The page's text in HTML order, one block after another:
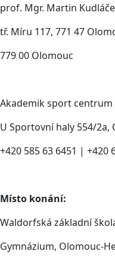
prof. Mgr. Martin
tř. Míru 117, 771 47
779 00 Olomouc
Akademik sport centrum
U Sportovní haly 554/2a,
+420 585 63 6451 | +420
Místo konání:
Waldorfská základní
Gymnázium, Olomouc-